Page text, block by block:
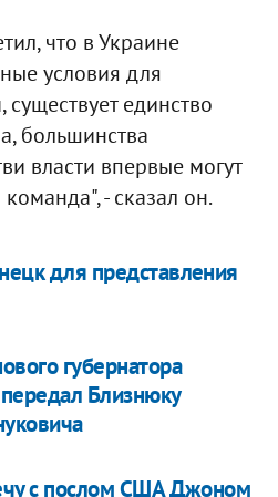
что в Украине
условия для
единство
большинства
власти впервые могут
- сказал он.
для представления
губернатора
Близнюку
с послом США Джоном